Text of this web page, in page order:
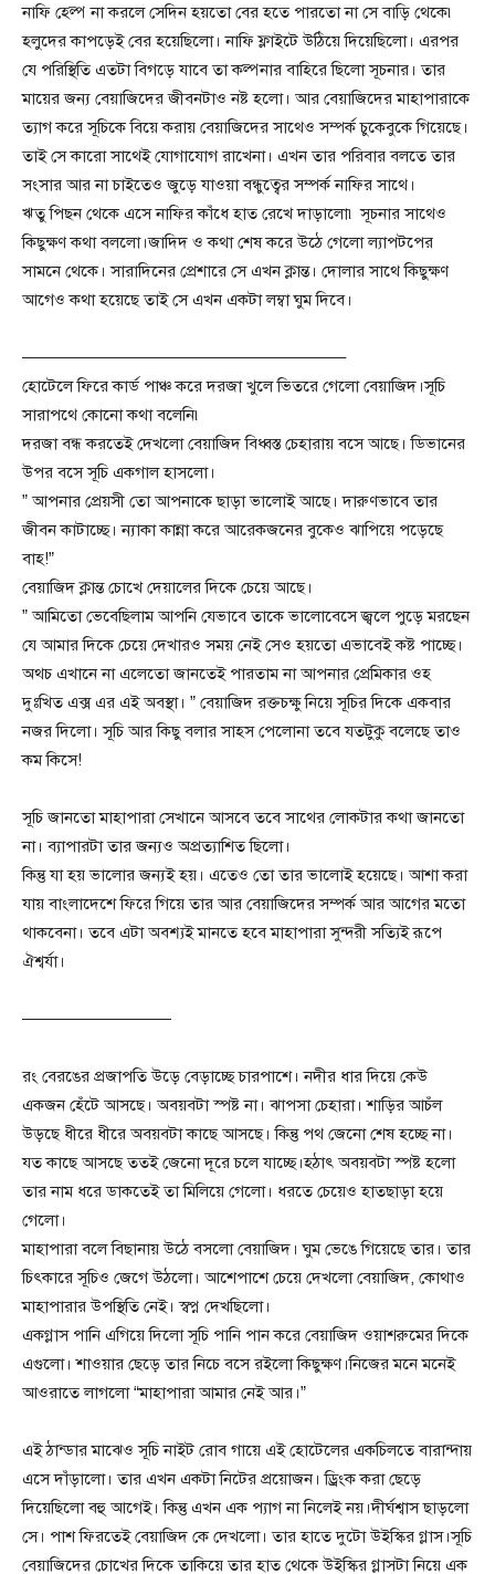
নাফি হেল্প না করলে সেদিন হয়তো বের হতে পারতো না সে বাড়ি থেকে৷
হলুদের কাপড়েই বের হয়েছিলো। নাফি ফ্লাইটে উঠিয়ে দিয়েছিলো। এরপর
যে পরিস্থিতি এতটা বিগড়ে যাবে তা কল্পনার বাহিরে ছিলো সূচনার। তার
মায়ের জন্য বেয়াজিদের জীবনটাও নষ্ট হলো। আর বেয়াজিদের মাহাপারাকে
ত্যাগ করে সূচিকে বিয়ে করায় বেয়াজিদের সাথেও সম্পর্ক চুকেবুকে গিয়েছে।
তাই সে কারো সাথেই যোগাযোগ রাখেনা। এখন তার পরিবার বলতে তার
সংসার আর না চাইতেও জুড়ে যাওয়া বন্ধুত্বের সম্পর্ক নাফির সাথে।
ঋতু পিছন থেকে এসে নাফির কাঁধে হাত রেখে দাড়ালো৷ সূচনার সাথেও
কিছুক্ষণ কথা বললো।জাদিদ ও কথা শেষ করে উঠে গেলো ল্যাপটপের
সামনে থেকে। সারাদিনের প্রেশারে সে এখন ক্লান্ত। দোলার সাথে কিছুক্ষণ
আগেও কথা হয়েছে তাই সে এখন একটা লম্বা ঘুম দিবে।
———————————————————–
হোটেলে ফিরে কার্ড পাঞ্চ করে দরজা খুলে ভিতরে গেলো বেয়াজিদ।সূচি
সারাপথে কোনো কথা বলেনি৷
দরজা বন্ধ করতেই দেখলো বেয়াজিদ বিধ্বস্ত চেহারায় বসে আছে। ডিভানের
উপর বসে সূচি একগাল হাসলো।
” আপনার প্রেয়সী তো আপনাকে ছাড়া ভালোই আছে। দারুণভাবে তার
জীবন কাটাচ্ছে। ন্যাকা কান্না করে আরেকজনের বুকেও ঝাপিয়ে পড়েছে
বাহ!”
বেয়াজিদ ক্লান্ত চোখে দেয়ালের দিকে চেয়ে আছে।
” আমিতো ভেবেছিলাম আপনি যেভাবে তাকে ভালোবেসে জ্বলে পুড়ে মরছেন
যে আমার দিকে চেয়ে দেখারও সময় নেই সেও হয়তো এভাবেই কষ্ট পাচ্ছে।
অথচ এখানে না এলেতো জানতেই পারতাম না আপনার প্রেমিকার ওহ
দুঃখিত এক্স এর এই অবস্থা। ” বেয়াজিদ রক্তচক্ষু নিয়ে সূচির দিকে একবার
নজর দিলো। সূচি আর কিছু বলার সাহস পেলোনা তবে যতটুকু বলেছে তাও
কম কিসে!
সূচি জানতো মাহাপারা সেখানে আসবে তবে সাথের লোকটার কথা জানতো
না। ব্যাপারটা তার জন্যও অপ্রত্যাশিত ছিলো।
কিন্তু যা হয় ভালোর জন্যই হয়। এতেও তো তার ভালোই হয়েছে। আশা করা
যায় বাংলাদেশে ফিরে গিয়ে তার আর বেয়াজিদের সম্পর্ক আর আগের মতো
থাকবেনা। তবে এটা অবশ্যই মানতে হবে মাহাপারা সুন্দরী সত্যিই রূপে
ঐশ্বর্যা।
—————————
রং বেরঙের প্রজাপতি উড়ে বেড়াচ্ছে চারপাশে। নদীর ধার দিয়ে কেউ
একজন হেঁটে আসছে। অবয়বটা স্পষ্ট না। ঝাপসা চেহারা। শাড়ির আচঁল
উড়ছে ধীরে ধীরে অবয়বটা কাছে আসছে। কিন্তু পথ জেনো শেষ হচ্ছে না।
যত কাছে আসছে ততই জেনো দূরে চলে যাচ্ছে।হঠাৎ অবয়বটা স্পষ্ট হলো
তার নাম ধরে ডাকতেই তা মিলিয়ে গেলো। ধরতে চেয়েও হাতছাড়া হয়ে
গেলো।
মাহাপারা বলে বিছানায় উঠে বসলো বেয়াজিদ। ঘুম ভেঙে গিয়েছে তার। তার
চিৎকারে সূচিও জেগে উঠলো। আশেপাশে চেয়ে দেখলো বেয়াজিদ, কোথাও
মাহাপারার উপস্থিতি নেই। স্বপ্ন দেখছিলো।
একগ্লাস পানি এগিয়ে দিলো সূচি পানি পান করে বেয়াজিদ ওয়াশরুমের দিকে
এগুলো। শাওয়ার ছেড়ে তার নিচে বসে রইলো কিছুক্ষণ।নিজের মনে মনেই
আওরাতে লাগলো “মাহাপারা আমার নেই আর।”
এই ঠান্ডার মাঝেও সূচি নাইট রোব গায়ে এই হোটেলের একচিলতে বারান্দায়
এসে দাঁড়ালো। তার এখন একটা নিটের প্রয়োজন। ড্রিংক করা ছেড়ে
দিয়েছিলো বহু আগেই। কিন্তু এখন এক প্যাগ না নিলেই নয়।দীর্ঘশ্বাস ছাড়লো
সে। পাশ ফিরতেই বেয়াজিদ কে দেখলো। তার হাতে দুটো উইস্কির গ্লাস।সূচি
বেয়াজিদের চোখের দিকে তাকিয়ে তার হাত থেকে উইস্কির গ্লাসটা নিয়ে এক